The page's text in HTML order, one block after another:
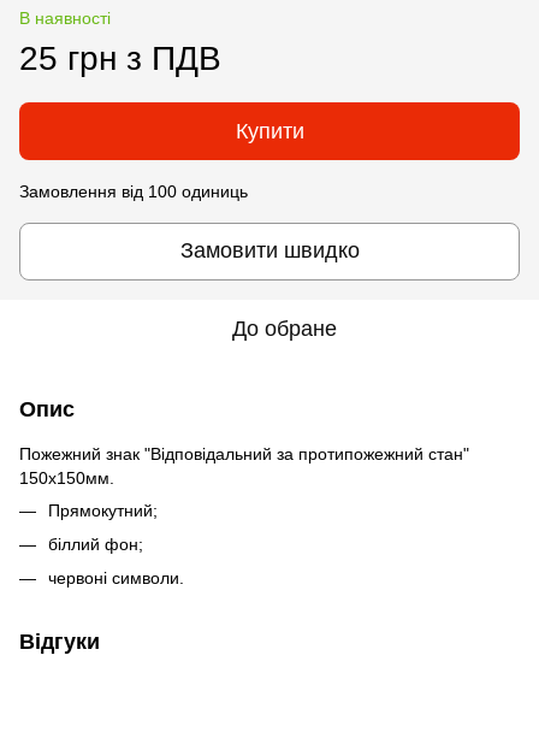
В наявності
25 грн з ПДВ
Купити
Замовлення від 100 одиниць
Замовити швидко
До обране
Опис
Пожежний знак "Відповідальний за протипожежний стан"
150х150мм.
Прямокутний;
біллий фон;
червоні символи.
Відгуки